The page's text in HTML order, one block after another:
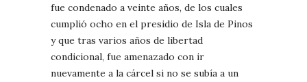
fue condenado a veinte años, de los cuales
cumplió ocho en el presidio de Isla de Pinos
y que tras varios años de libertad
condicional, fue amenazado con ir
nuevamente a la cárcel si no se subía a un